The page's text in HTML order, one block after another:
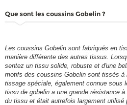
Que sont les coussins Gobelin ?
Les coussins Gobelin sont fabriqués en
manière différente des autres tissus.
sentez un tissu solide, robuste et d'une
motifs des coussins Gobelin sont tissés à
tissage spéciale, également connue sous
tissu de gobelin a une grande résistance
du tissu et était autrefois largement utilisé